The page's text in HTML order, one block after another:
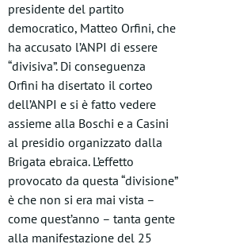
presidente del partito
democratico, Matteo Orfini, che
ha accusato l’ANPI di essere
“divisiva”. Di conseguenza
Orfini ha disertato il corteo
dell’ANPI e si è fatto vedere
assieme alla Boschi e a Casini
al presidio organizzato dalla
Brigata ebraica. L’effetto
provocato da questa “divisione”
è che non si era mai vista –
come quest’anno – tanta gente
alla manifestazione del 25